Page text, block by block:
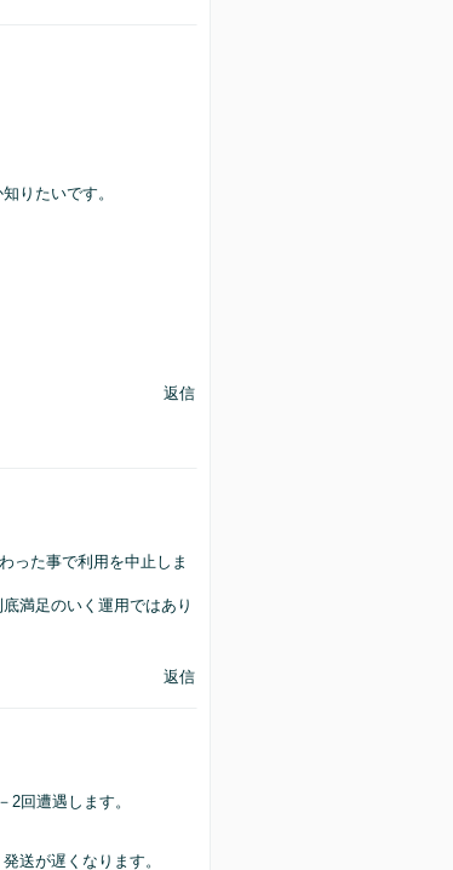
りたいです。
返信
った事で利用を中止しま
満足のいく運用ではあり
返信
回遭遇します。
送が遅くなります。